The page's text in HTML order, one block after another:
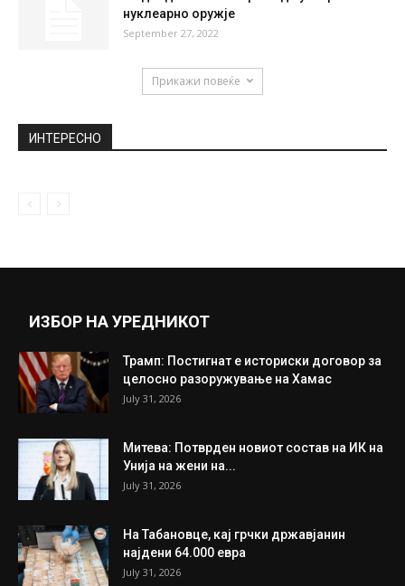
нуклеарно оружје
September 27, 2022
Прикажи повеќе
ИНТЕРЕСНО
ИЗБОР НА УРЕДНИКОТ
Трамп: Постигнат е историски договор за
целосно разоружување на Хамас
July 31, 2026
Митева: Потврден новиот состав на ИК на
Унија на жени на...
July 31, 2026
На Табановце, кај грчки државјанин
најдени 64.000 евра
July 31, 2026